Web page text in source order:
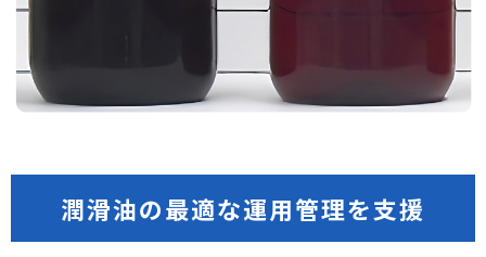
潤滑油の最適な運用管理を支援